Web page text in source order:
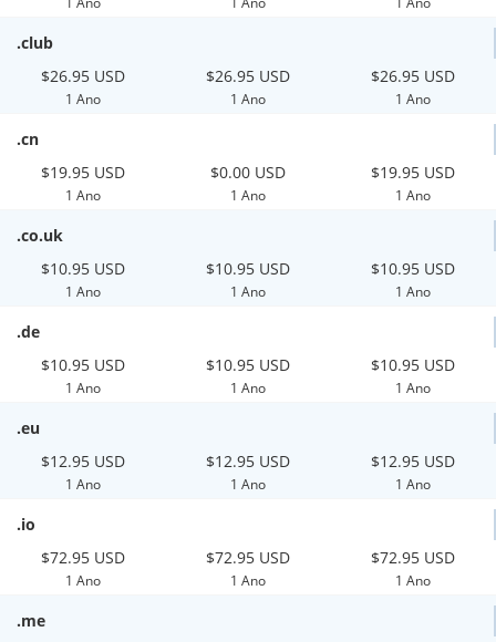
.club
$26.95 USD
1 Ano
$26.95 USD
1 Ano
$26.95 USD
1 Ano
.cn
$19.95 USD
1 Ano
$0.00 USD
1 Ano
$19.95 USD
1 Ano
.co.uk
$10.95 USD
1 Ano
$10.95 USD
1 Ano
$10.95 USD
1 Ano
.de
$10.95 USD
1 Ano
$10.95 USD
1 Ano
$10.95 USD
1 Ano
.eu
$12.95 USD
1 Ano
$12.95 USD
1 Ano
$12.95 USD
1 Ano
.io
$72.95 USD
1 Ano
$72.95 USD
1 Ano
$72.95 USD
1 Ano
.me